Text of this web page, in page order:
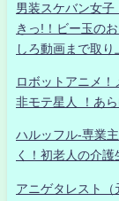
男装スケバン女子
きっ!！ビー玉の
しろ動画まで取り
ロボットアニメ！
非モテ星人 ！あ
ハルッフル-専業
く！初老人の介
アニゲタレスト